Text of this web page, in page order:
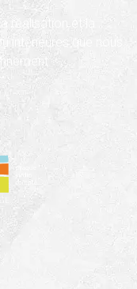
réalisation et la
intérieures que nous